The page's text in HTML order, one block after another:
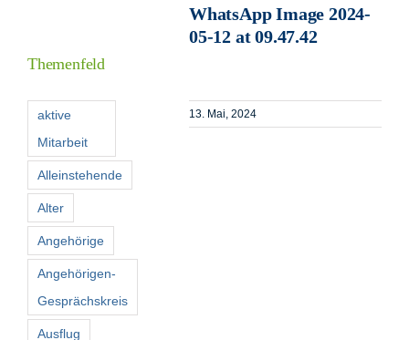
Kontakt
Suche
nach:
WhatsApp Image 2024-
05-12 at 09.47.42
13. Mai, 2024
Themenfeld
aktive
Mitarbeit
Alleinstehende
Alter
Angehörige
Angehörigen-
Gesprächskreis
Ausflug